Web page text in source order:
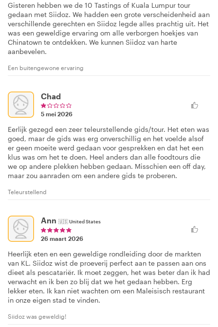
Gisteren hebben we de 10 Tastings of Kuala Lumpur tour
gedaan met Siidoz. We hadden een grote verscheidenheid aan
verschillende gerechten en Siidoz legde alles prachtig uit. Het
was een geweldige ervaring om alle verborgen hoekjes van
Chinatown te ontdekken. We kunnen Siidoz van harte
aanbevelen.
Een buitengewone ervaring
Chad
5 mei 2026
Eerlijk gezegd een zeer teleurstellende gids/tour. Het eten was
goed, maar de gids was erg onverschillig en het voelde alsof
er geen moeite werd gedaan voor gesprekken en dat het een
klus was om het te doen. Heel anders dan alle foodtours die
we op andere plekken hebben gedaan. Misschien een off day,
maar zou aanraden om een andere gids te proberen.
Teleurstellend
Ann 🇺🇸United States
26 maart 2026
Heerlijk eten en een geweldige rondleiding door de markten
van KL. Siidoz wist de proeverij perfect aan te passen aan ons
dieet als pescatariër. Ik moet zeggen, het was beter dan ik had
verwacht en ik ben zo blij dat we het gedaan hebben. Erg
lekker eten. Ik kan niet wachten om een Maleisisch restaurant
in onze eigen stad te vinden.
Siidoz was geweldig!